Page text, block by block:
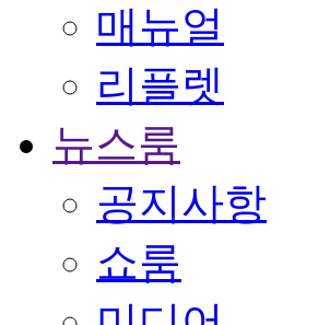
매뉴얼
리플렛
뉴스룸
공지사항
쇼룸